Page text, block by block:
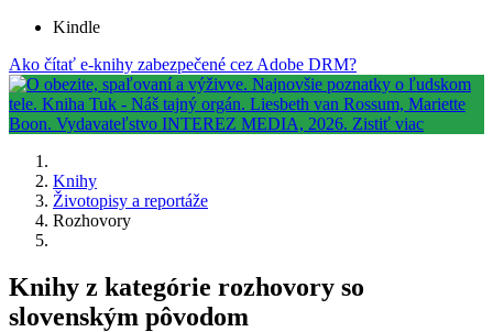
Kindle
Ako čítať e-knihy zabezpečené cez Adobe DRM?
Knihy
Životopisy a reportáže
Rozhovory
Knihy z kategórie rozhovory so
slovenským pôvodom